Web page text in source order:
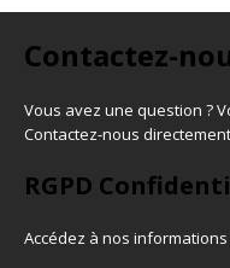
Contactez-
Vous avez une question ?
Contactez-nous
RGPD
Accédez à nos informations